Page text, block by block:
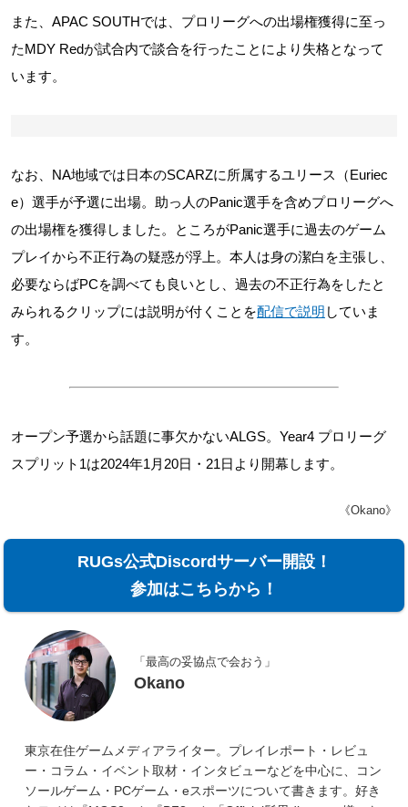
また、APAC SOUTHでは、プロリーグへの出場権獲得に至っ
たMDY Redが試合内で談合を行ったことにより失格となって
います。
なお、NA地域では日本のSCARZに所属するユリース（Euriec
e）選手が予選に出場。助っ人のPanic選手を含めプロリーグへ
の出場権を獲得しました。ところがPanic選手に過去のゲーム
プレイから不正行為の疑惑が浮上。本人は身の潔白を主張し、
必要ならばPCを調べても良いとし、過去の不正行為をしたと
みられるクリップには説明が付くことを配信で説明 していま
す。
オープン予選から話題に事欠かないALGS。Year4 プロリーグ
スプリット1は2024年1月20日・21日より開幕します。
《Okano》
RUGs公式Discordサーバー開設！
参加はこちらから！
「最高の妥協点で会おう」
Okano
東京在住ゲームメディアライター。プレイレポート・レビュ
ー・コラム・イベント取材・インタビューなどを中心に、コン
ソールゲーム・PCゲーム・eスポーツについて書きます。好き